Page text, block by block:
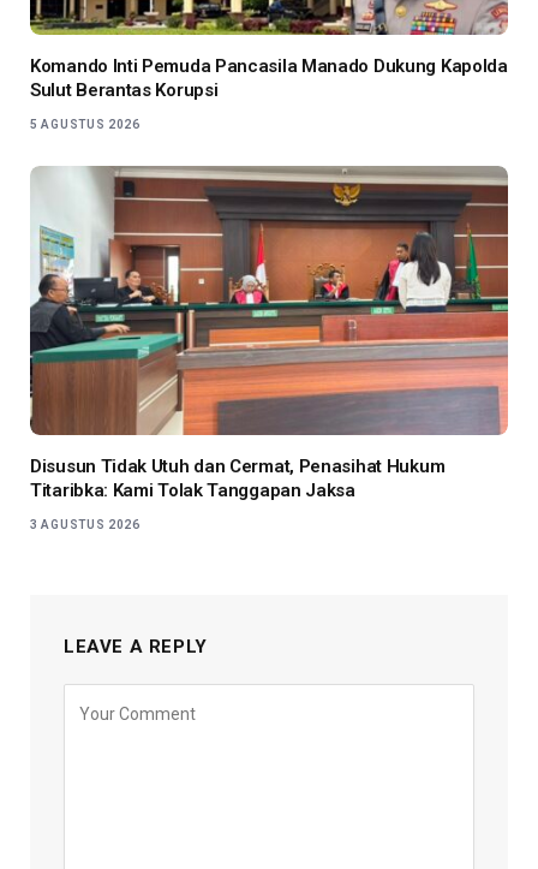
Komando Inti Pemuda Pancasila Manado Dukung Kapolda
Sulut Berantas Korupsi
5 AGUSTUS 2026
Disusun Tidak Utuh dan Cermat, Penasihat Hukum
Titaribka: Kami Tolak Tanggapan Jaksa
3 AGUSTUS 2026
LEAVE A REPLY